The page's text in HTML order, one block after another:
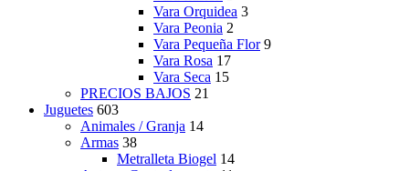
Vara Orquidea 3
Vara Peonia 2
Vara Pequeña Flor 9
Vara Rosa 17
Vara Seca 15
PRECIOS BAJOS 21
Juguetes 603
Animales / Granja 14
Armas 38
Metralleta Biogel 14